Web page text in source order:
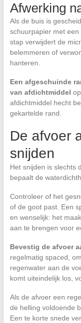
Afwerking
Als de buis is
schuurpapier met
stap verwijdert de
belemmeren of
hanteren.
Een afgeschuinde
van afdichtmiddel
afdichtmiddel hecht
gekartelde rand.
De afvoer
snijden
Het snijden is slechts
bepaalt de
Controleer of het
of de goot past. Een
en wenselijk: het
aan te brengen voor
Bevestig de afvoer
regelmatig spaced,
regenwater aan de
komt uiteindelijk los,
Als de afvoer een
de helling voldoende
Een te korte snede